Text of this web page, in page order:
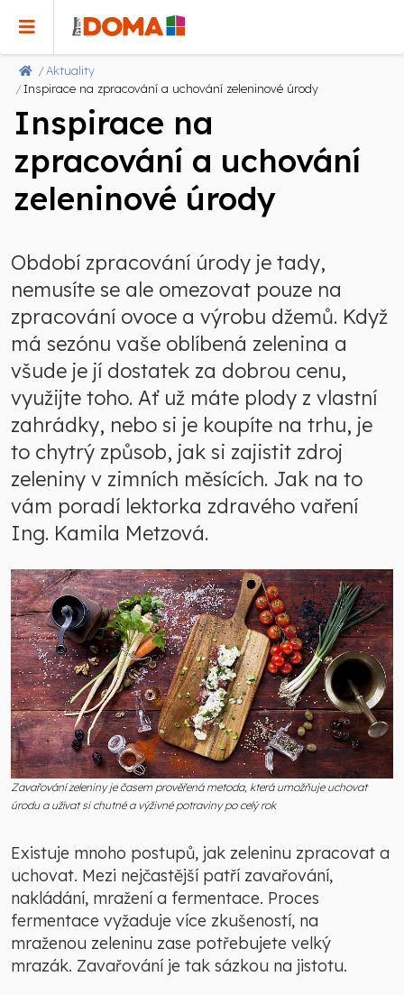
Aktuality
Inspirace na zpracování a uchování zeleninové úrody
Inspirace na
zpracování a uchování
zeleninové úrody
Období zpracování úrody je tady,
nemusíte se ale omezovat pouze na
zpracování ovoce a výrobu džemů. Když
má sezónu vaše oblíbená zelenina a
všude je jí dostatek za dobrou cenu,
využijte toho. Ať už máte plody z vlastní
zahrádky, nebo si je koupíte na trhu, je
to chytrý způsob, jak si zajistit zdroj
zeleniny v zimních měsících. Jak na to
vám poradí lektorka zdravého vaření
Ing. Kamila Metzová.
Zavařování zeleniny je časem prověřená metoda, která umožňuje uchovat
úrodu a užívat si chutné a výživné potraviny po celý rok
Existuje mnoho postupů, jak zeleninu zpracovat a
uchovat. Mezi nejčastější patří zavařování,
nakládání, mražení a fermentace. Proces
fermentace vyžaduje více zkušeností, na
mraženou zeleninu zase potřebujete velký
mrazák. Zavařování je tak sázkou na jistotu.